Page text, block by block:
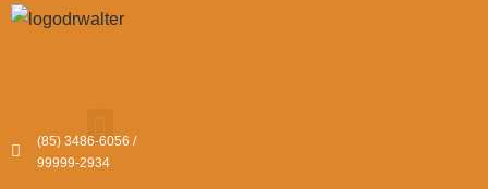
(85) 3486-6056 /
99999-2934